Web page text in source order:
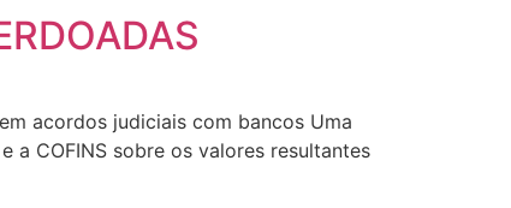
acordos judiciais com bancos Uma
a COFINS sobre os valores resultantes